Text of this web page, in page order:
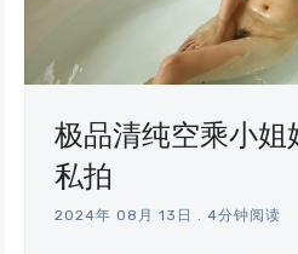
极品清纯空乘小姐
私拍
2024年 08月 13日 4分钟阅读